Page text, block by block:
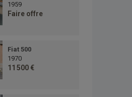
1959
Faire offre
Fiat 500
1970
11 500 €